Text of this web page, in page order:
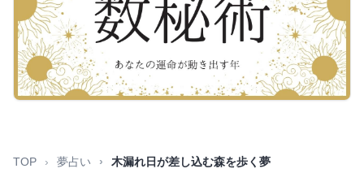
TOP 夢占い 木漏れ日が差し込む森を歩く夢